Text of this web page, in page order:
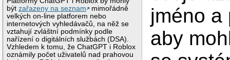
býtzařazeny na seznam
mimořádně
velkých on-line platforem nebo
internetových vyhledávačů, na něž se
vztahují zvláštní podmínky podle
nařízení o digitálních službách (DSA).
Vzhledem k tomu, že ChatGPT i Roblox
oznámily počet uživatelů nad prahovou
jméno a
aby